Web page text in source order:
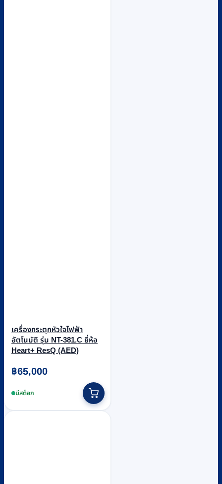
เครื่องกระตุกหัวใจไฟฟ้า
อัตโนมัติ รุ่น NT-381.C ยี่ห้อ
Heart+ ResQ (AED)
฿65,000
มีสต็อก